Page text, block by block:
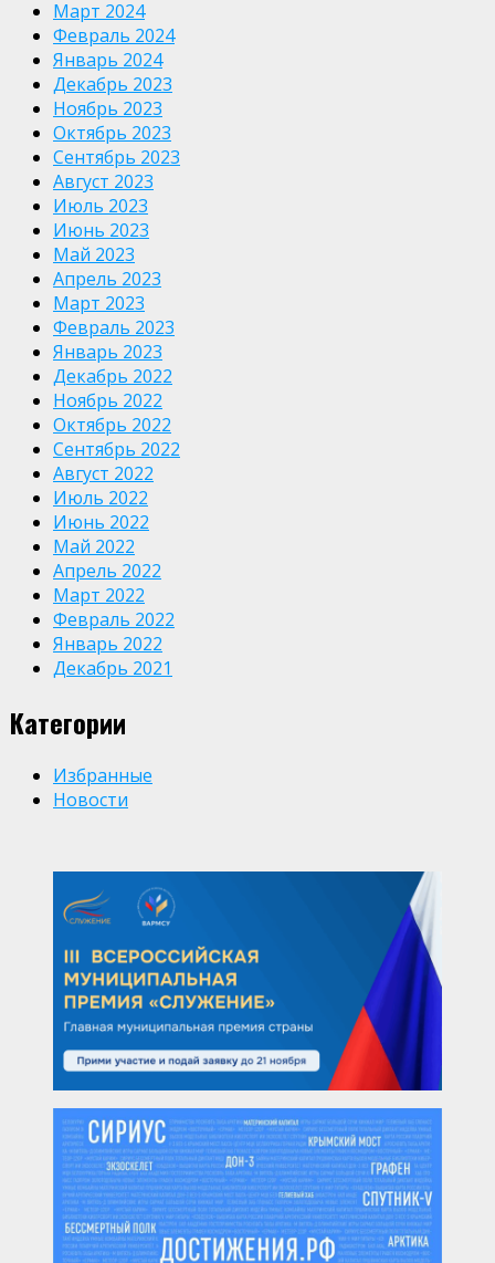
Март 2024
Февраль 2024
Январь 2024
Декабрь 2023
Ноябрь 2023
Октябрь 2023
Сентябрь 2023
Август 2023
Июль 2023
Июнь 2023
Май 2023
Апрель 2023
Март 2023
Февраль 2023
Январь 2023
Декабрь 2022
Ноябрь 2022
Октябрь 2022
Сентябрь 2022
Август 2022
Июль 2022
Июнь 2022
Май 2022
Апрель 2022
Март 2022
Февраль 2022
Январь 2022
Декабрь 2021
Категории
Избранные
Новости